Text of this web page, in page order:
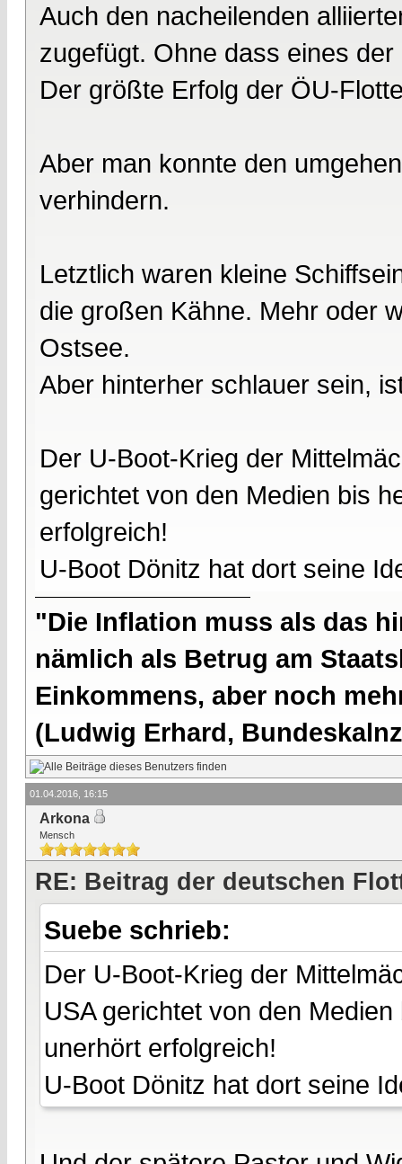
Auch den nacheilenden
zugefügt. Ohne dass eines
Der größte Erfolg der ÖU-
Aber man konnte den
verhindern.
Letztlich waren kleine
die großen Kähne. Mehr oder
Ostsee.
Aber hinterher schlauer sein,
Der U-Boot-Krieg der
gerichtet von den Medien bis
erfolgreich!
U-Boot Dönitz hat dort seine
"Die Inflation muss als das
nämlich als Betrug am
Einkommens, aber noch
(Ludwig Erhard,
01.04.2016, 16:15
Arkona
Mensch
RE: Beitrag der deutschen
Suebe schrieb:
Der U-Boot-Krieg der
USA gerichtet von den
unerhört erfolgreich!
U-Boot Dönitz hat dort seine